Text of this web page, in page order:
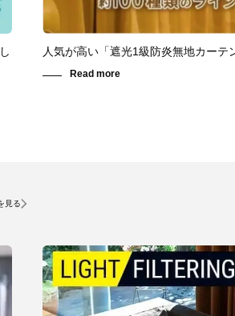
人気が高い「遮光1級防炎無地カーテ
見る